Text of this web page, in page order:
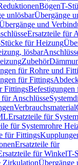
BögenT-
unlösbarÜbergänge
und
Ersatzteile für
für Heizung
lösbar
Zubehör
für Rohre und
für Fittings
FittingsBefestigungen
Anschlüsse
Verbrauchsmaterial
Ersatzteile für
für Systemrohre
für Fittings
Ersatzteile für
für WinkelT-
ZirkulationÜbergänge